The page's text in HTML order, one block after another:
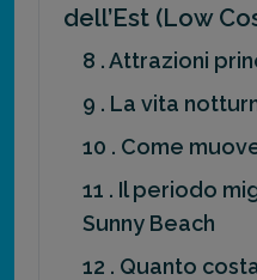
dell’Est (Low
8 . Attrazioni
9 . La vita
10 . Come
11 . Il periodo
Sunny Beach
12 . Quanto